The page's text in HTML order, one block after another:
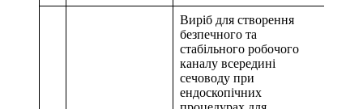
Виріб для створення
безпечного та
стабільного робочого
каналу всередині
сечоводу при
ендоскопічних